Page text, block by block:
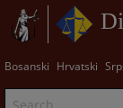
Bosanski Hrvatski